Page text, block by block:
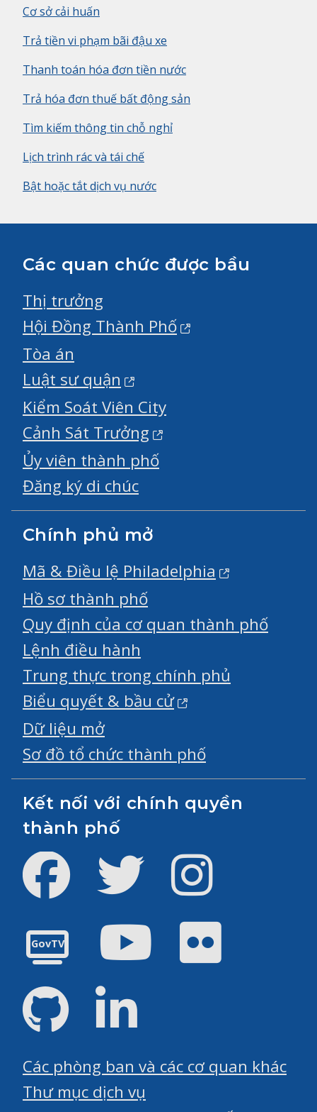
Cơ sở cải huấn
Trả tiền vi phạm bãi đậu xe
Thanh toán hóa đơn tiền nước
Trả hóa đơn thuế bất động sản
Tìm kiếm thông tin chỗ nghỉ
Lịch trình rác và tái chế
Bật hoặc tắt dịch vụ nước
Các quan chức được bầu
Thị trưởng
Hội Đồng Thành Phố
Tòa án
Luật sư quận
Kiểm Soát Viên City
Cảnh Sát Trưởng
Ủy viên thành phố
Đăng ký di chúc
Chính phủ mở
Mã & Điều lệ Philadelphia
Hồ sơ thành phố
Quy định của cơ quan thành phố
Lệnh điều hành
Trung thực trong chính phủ
Biểu quyết & bầu cử
Dữ liệu mở
Sơ đồ tổ chức thành phố
Kết nối với chính quyền
thành phố
Facebook Twitter
GovTV
Youtube
GitHub
Các phòng ban và các cơ quan khác
Thư mục dịch vụ